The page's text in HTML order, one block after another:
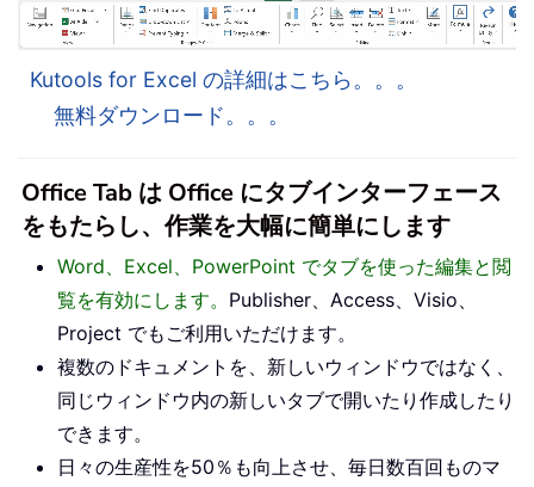
Kutools for Excel の詳細はこちら。。。
無料ダウンロード。。。
Office Tab は Office にタブインターフェース
をもたらし、作業を大幅に簡単にします
Word、Excel、PowerPoint でタブを使った編集と閲
覧を有効にします。 Publisher、Access、Visio、
Project でもご利用いただけます。
複数のドキュメントを、新しいウィンドウではなく、
同じウィンドウ内の新しいタブで開いたり作成したり
できます。
日々の生産性を50％も向上させ、毎日数百回ものマ